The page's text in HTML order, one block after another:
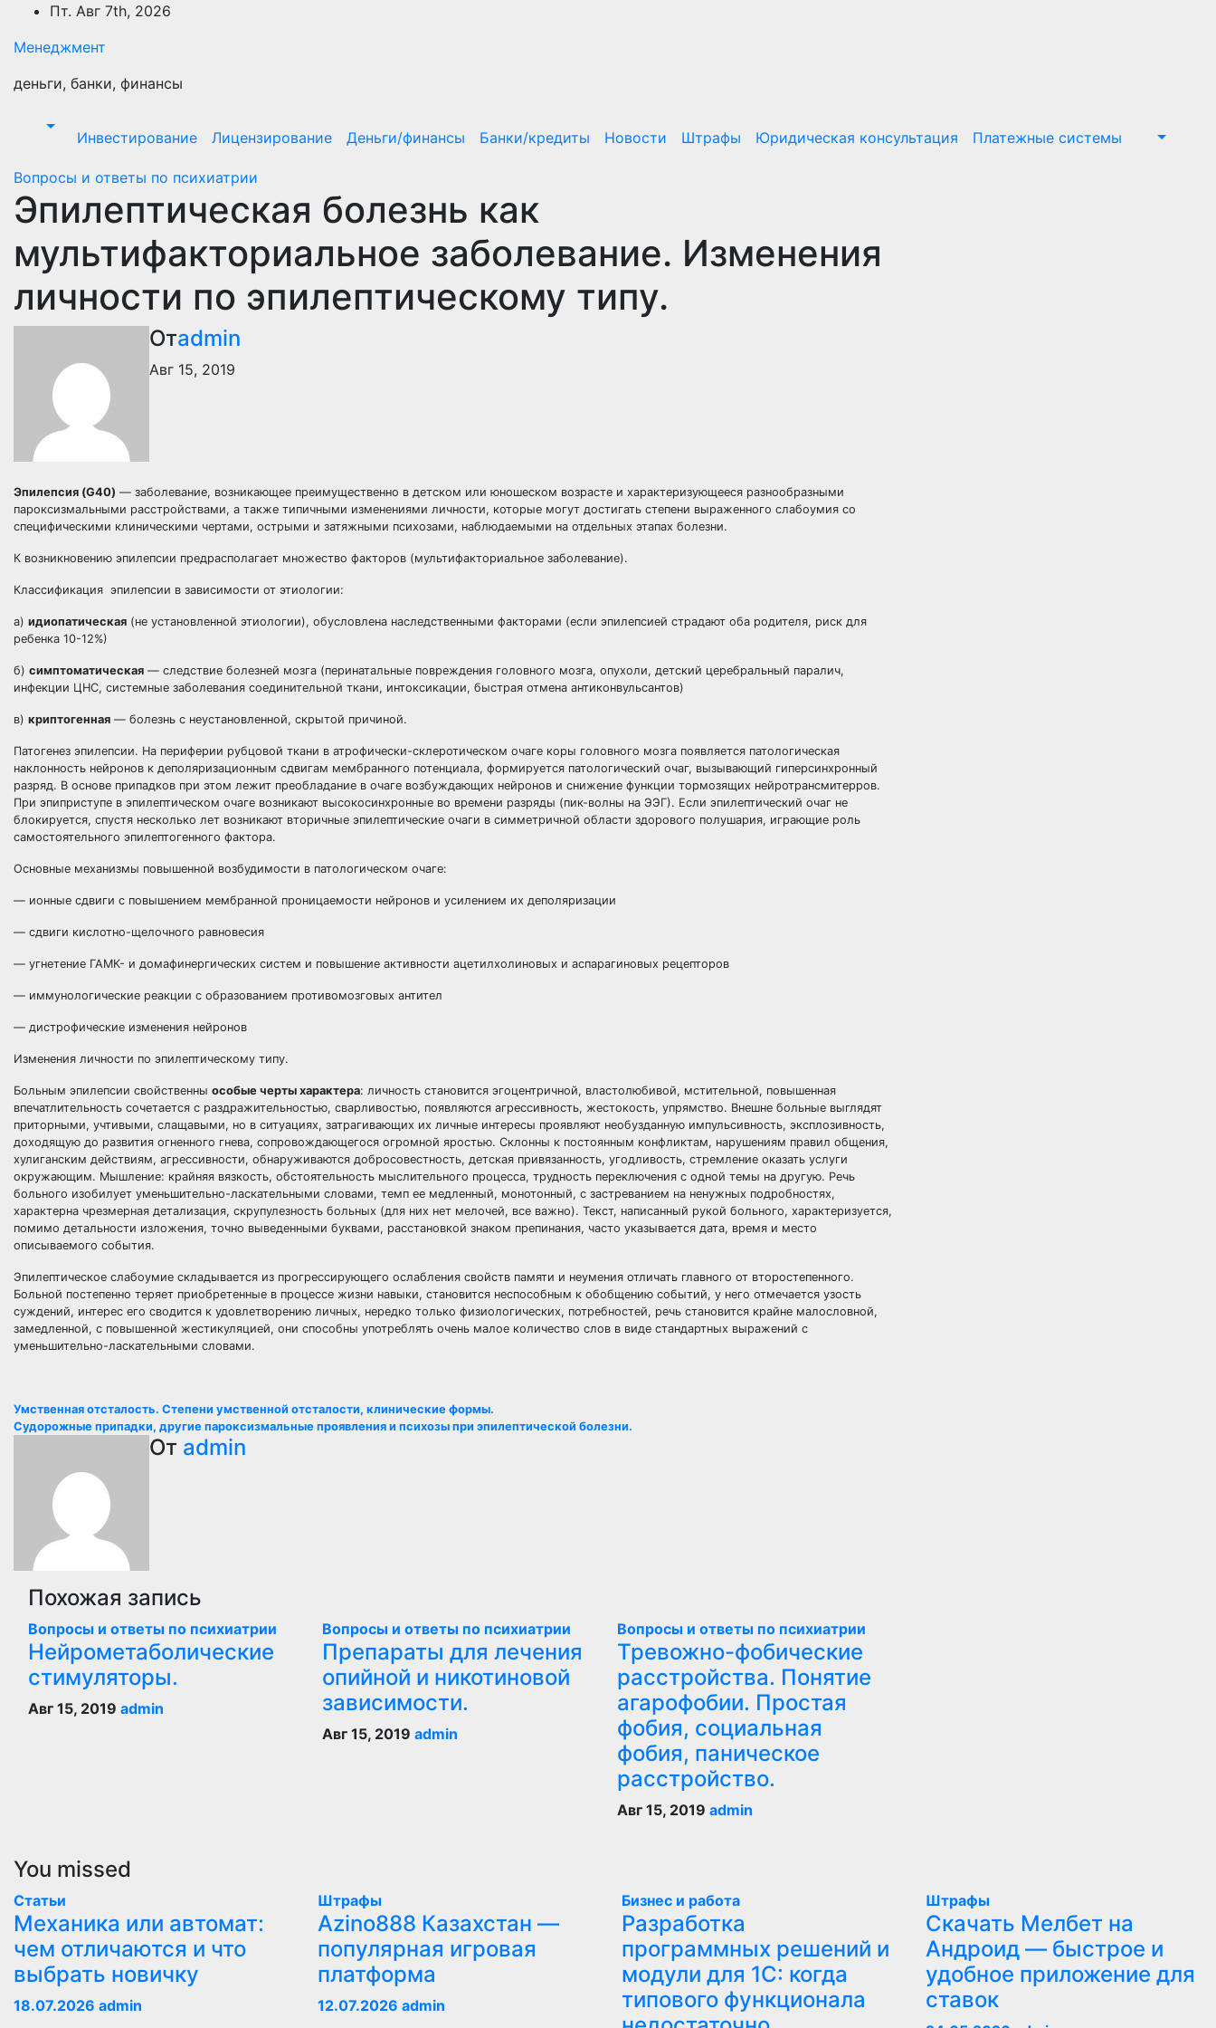
Перейти
содержимому
Пт. Авг 7th, 2026
Менеджмент
деньги, банки, финансы
Инвестирование Лицензирование Деньги/финансы Банки/кредиты Новости Штрафы Юридическая консультация Платежные системы
Вопросы и ответы по психиатрии
Эпилептическая болезнь как
мультифакториальное заболевание. Изменения
личности по эпилептическому типу.
Отadmin
Авг 15, 2019
Эпилепсия (G40) — заболевание, возникающее преимущественно в детском или юношеском возрасте и характеризующееся разнообразными
пароксизмальными расстройствами, а также типичными изменениями личности, которые могут достигать степени выраженного слабоумия со
специфическими клиническими чертами, острыми и затяжными психозами, наблюдаемыми на отдельных этапах болезни.
К возникновению эпилепсии предрасполагает множество факторов (мультифакториальное заболевание).
Классификация эпилепсии в зависимости от этиологии:
а) идиопатическая (не установленной этиологии), обусловлена наследственными факторами (если эпилепсией страдают оба родителя, риск для
ребенка 10-12%)
б) симптоматическая — следствие болезней мозга (перинатальные повреждения головного мозга, опухоли, детский церебральный паралич,
инфекции ЦНС, системные заболевания соединительной ткани, интоксикации, быстрая отмена антиконвульсантов)
в) криптогенная — болезнь с неустановленной, скрытой причиной.
Патогенез эпилепсии. На периферии рубцовой ткани в атрофически-склеротическом очаге коры головного мозга появляется патологическая
наклонность нейронов к деполяризационным сдвигам мембранного потенциала, формируется патологический очаг, вызывающий гиперсинхронный
разряд. В основе припадков при этом лежит преобладание в очаге возбуждающих нейронов и снижение функции тормозящих нейротрансмитерров.
При эпиприступе в эпилептическом очаге возникают высокосинхронные во времени разряды (пик-волны на ЭЭГ). Если эпилептический очаг не
блокируется, спустя несколько лет возникают вторичные эпилептические очаги в симметричной области здорового полушария, играющие роль
самостоятельного эпилептогенного фактора.
Основные механизмы повышенной возбудимости в патологическом очаге:
— ионные сдвиги с повышением мембранной проницаемости нейронов и усилением их деполяризации
— сдвиги кислотно-щелочного равновесия
— угнетение ГАМК- и домафинергических систем и повышение активности ацетилхолиновых и аспарагиновых рецепторов
— иммунологические реакции с образованием противомозговых антител
— дистрофические изменения нейронов
Изменения личности по эпилептическому типу.
Больным эпилепсии свойственны особые черты характера: личность становится эгоцентричной, властолюбивой, мстительной, повышенная
впечатлительность сочетается с раздражительностью, сварливостью, появляются агрессивность, жестокость, упрямство. Внешне больные выглядят
приторными, учтивыми, слащавыми, но в ситуациях, затрагивающих их личные интересы проявляют необузданную импульсивность, эксплозивность,
доходящую до развития огненного гнева, сопровождающегося огромной яростью. Склонны к постоянным конфликтам, нарушениям правил общения,
хулиганским действиям, агрессивности, обнаруживаются добросовестность, детская привязанность, угодливость, стремление оказать услуги
окружающим. Мышление: крайняя вязкость, обстоятельность мыслительного процесса, трудность переключения с одной темы на другую. Речь
больного изобилует уменьшительно-ласкательными словами, темп ее медленный, монотонный, с застреванием на ненужных подробностях,
характерна чрезмерная детализация, скрупулезность больных (для них нет мелочей, все важно). Текст, написанный рукой больного, характеризуется,
помимо детальности изложения, точно выведенными буквами, расстановкой знаком препинания, часто указывается дата, время и место
описываемого события.
Эпилептическое слабоумие складывается из прогрессирующего ослабления свойств памяти и неумения отличать главного от второстепенного.
Больной постепенно теряет приобретенные в процессе жизни навыки, становится неспособным к обобщению событий, у него отмечается узость
суждений, интерес его сводится к удовлетворению личных, нередко только физиологических, потребностей, речь становится крайне малословной,
замедленной, с повышенной жестикуляцией, они способны употреблять очень малое количество слов в виде стандартных выражений с
уменьшительно-ласкательными словами.
Навигация
записям
Умственная отсталость. Степени умственной отсталости, клинические формы.
Судорожные припадки, другие пароксизмальные проявления и психозы при эпилептической болезни.
От admin
Похожая запись
Вопросы и ответы по психиатрии
Нейрометаболические
стимуляторы.
Авг 15, 2019 admin
Вопросы и ответы по психиатрии
Препараты для лечения
опийной и никотиновой
зависимости.
Авг 15, 2019admin
Вопросы и ответы по психиатрии
Тревожно-фобические
расстройства. Понятие
агарофобии. Простая
фобия, социальная
фобия, паническое
расстройство.
Авг 15, 2019 admin
You missed
Статьи
Механика или автомат:
чем отличаются и что
выбрать новичку
18.07.2026 admin
Штрафы
Azino888 Казахстан —
популярная игровая
платформа
12.07.2026 admin
Бизнес и работа
Разработка
программных решений и
модули для 1С: когда
типового функционала
Штрафы
Скачать Мелбет на
Андроид — быстрое и
удобное приложение для
ставок